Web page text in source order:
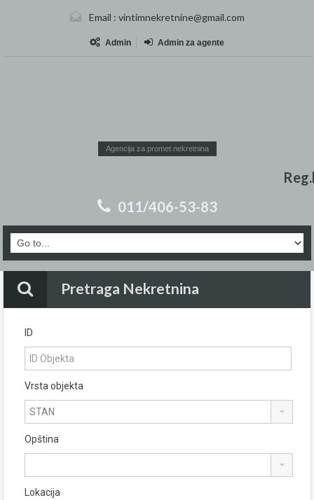
Email : vintimnekretnine@gmail.com
Admin Admin za agente
Agencija za promet nekretnina
011/406-53-83
Pretraga Nekretnina
ID
Vrsta objekta
Opština
Lokacija